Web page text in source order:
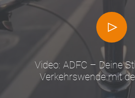
Video: ADFC – Deine
Verkehrswende mit